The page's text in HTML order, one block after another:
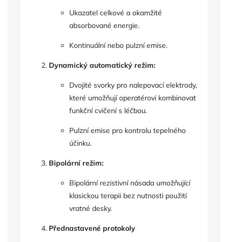
Ukazatel celkové a okamžité
absorbované energie.
Kontinuální nebo pulzní emise.
Dynamický automatický režim:
Dvojité svorky pro nalepovací elektrody,
které umožňují operatérovi kombinovat
funkční cvičení s léčbou.
Pulzní emise pro kontrolu tepelného
účinku.
Bipolární režim:
Bipolární rezistivní násada umožňující
klasickou terapii bez nutnosti použití
vratné desky.
Přednastavené protokoly